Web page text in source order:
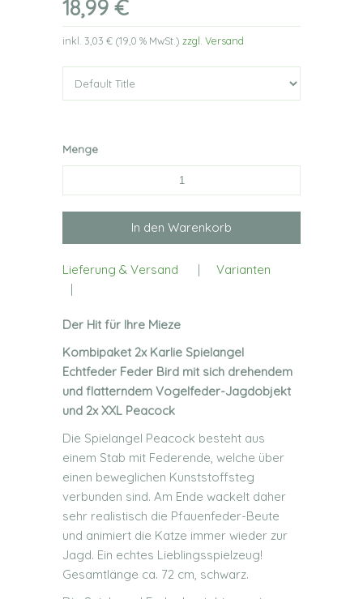
18,99 €
inkl.3,03 € (19,0 % MwSt.) zzgl. Versand
Menge
Lieferung & Versand |
Varianten
|
Der Hit für Ihre Mieze
Kombipaket 2x Karlie Spielangel
Echtfeder Feder Bird mit sich drehendem
und flatterndem Vogelfeder-Jagdobjekt
und 2x XXL Peacock
Die Spielangel Peacock besteht aus
einem Stab mit Federende, welche über
einen beweglichen Kunststoffsteg
verbunden sind. Am Ende wackelt daher
sehr realistisch die Pfauenfeder-Beute
und animiert die Katze immer wieder zur
Jagd. Ein echtes Lieblingsspielzeug!
Gesamtlänge ca. 72 cm, schwarz.